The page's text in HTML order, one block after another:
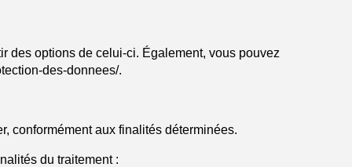
des options de celui-ci. Également, vous pouvez
des-donnees/.
conformément aux finalités déterminées.
du traitement :